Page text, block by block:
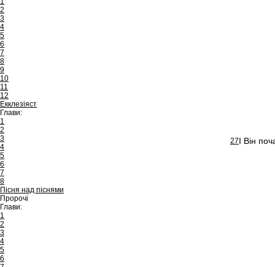
2
3
4
5
6
7
8
9
10
11
12
Екклезіяст
Глави:
1
2
3
4
5
6
7
8
Пісня над піснями
Пророчі
Глави:
1
2
3
4
5
6
27І Він